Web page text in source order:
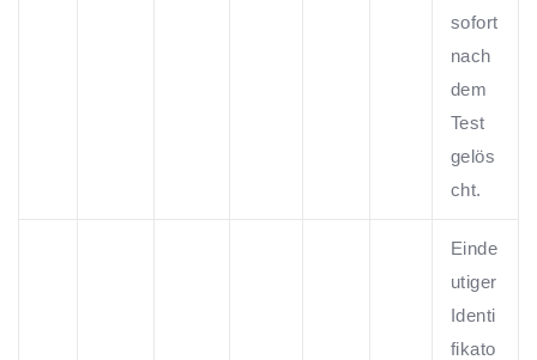
sofort
nach
dem
Test
gelös
cht.
Einde
utiger
Identi
fikato